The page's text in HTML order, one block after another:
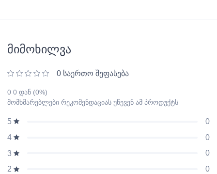
მიმოხილვა
0 საერთო შეფასება
0 0 დან (0%)
მომხმარებლები რეკომენდაციას უწევენ ამ პროდუქტს
5
0
4
0
3
0
2
0